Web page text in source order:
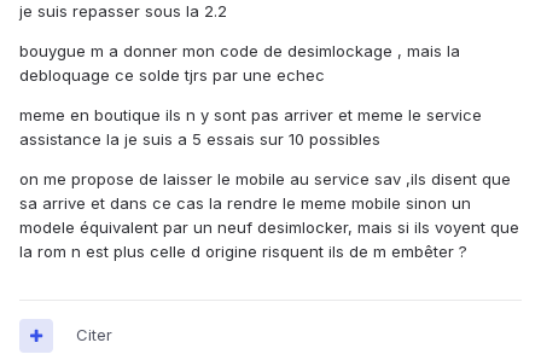
je suis repasser sous la 2.2
bouygue m a donner mon code de desimlockage , mais la
debloquage ce solde tjrs par une echec
meme en boutique ils n y sont pas arriver et meme le service
assistance la je suis a 5 essais sur 10 possibles
on me propose de laisser le mobile au service sav ,ils disent que
sa arrive et dans ce cas la rendre le meme mobile sinon un
modele équivalent par un neuf desimlocker, mais si ils voyent que
la rom n est plus celle d origine risquent ils de m embêter ?
Citer